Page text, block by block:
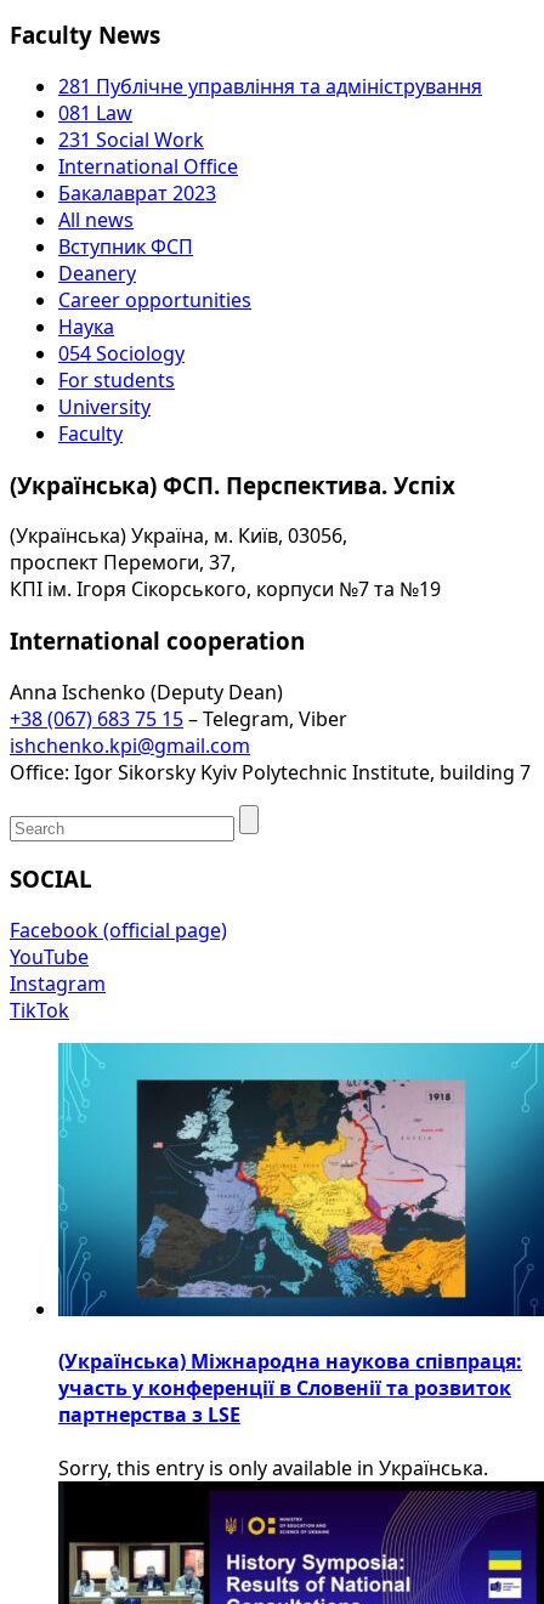
Faculty News
281 Публічне управління та адміністрування
081 Law
231 Social Work
International Office
Бакалаврат 2023
All news
Вступник ФСП
Deanery
Career opportunities
Наука
054 Sociology
For students
University
Faculty
(Українська) ФСП. Перспектива. Успіх
(Українська) Україна, м. Київ, 03056,
проспект Перемоги, 37,
КПІ ім. Ігоря Сікорського, корпуси №7 та №19
International cooperation
Anna Ischenko (Deputy Dean)
+38 (067) 683 75 15– Telegram, Viber
ishchenko.kpi@gmail.com
Office: Igor Sikorsky Kyiv Polytechnic Institute, building 7
SOCIAL
Facebook (official page)
YouTube
Instagram
TikTok
(Українська) Міжнародна наукова співпраця:
участь у конференції в Словенії та розвиток
партнерства з LSE
Sorry, this entry is only available in Українська.